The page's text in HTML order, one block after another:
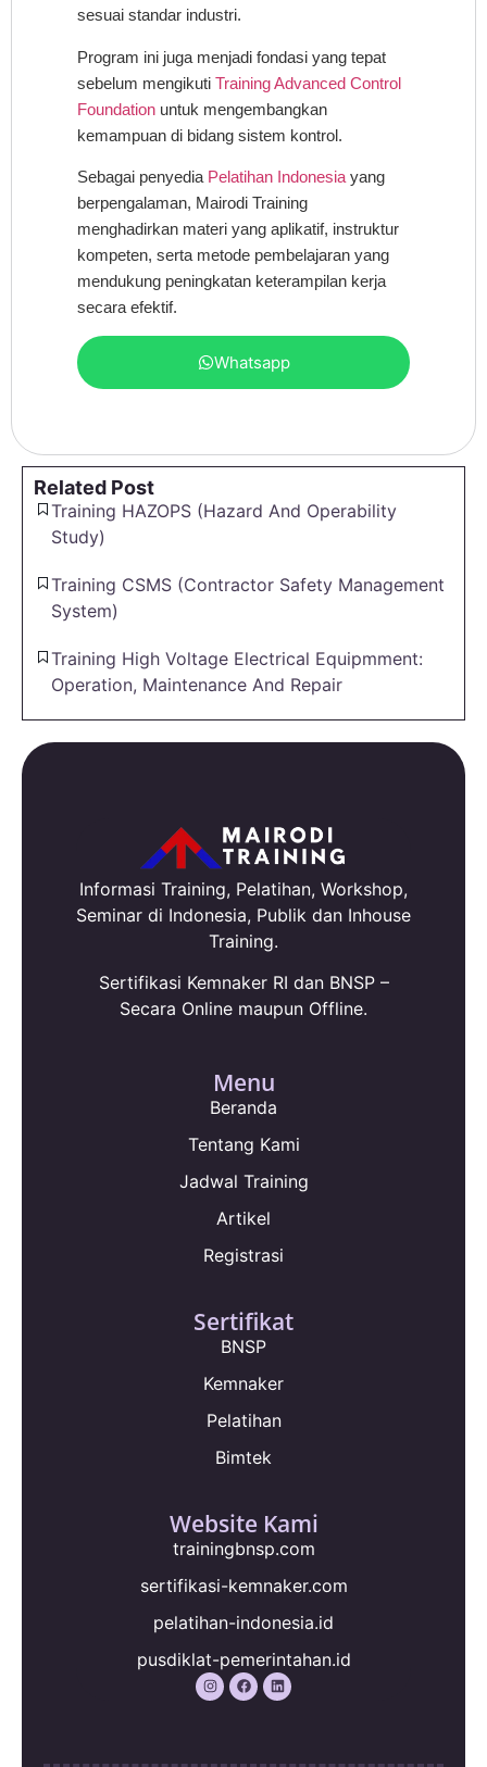
sesuai standar industri.
Program ini juga menjadi fondasi yang tepat
sebelum mengikuti Training Advanced Control
Foundation untuk mengembangkan
kemampuan di bidang sistem kontrol.
Sebagai penyedia Pelatihan Indonesia yang
berpengalaman, Mairodi Training
menghadirkan materi yang aplikatif, instruktur
kompeten, serta metode pembelajaran yang
mendukung peningkatan keterampilan kerja
secara efektif.
Whatsapp
Related Post
Training HAZOPS (Hazard And Operability
Study)
Training CSMS (Contractor Safety Management
System)
Training High Voltage Electrical Equipmment:
Operation, Maintenance And Repair
Informasi Training, Pelatihan, Workshop,
Seminar di Indonesia, Publik dan Inhouse
Training.
Sertifikasi Kemnaker RI dan BNSP –
Secara Online maupun Offline.
Menu
Beranda
Tentang Kami
Jadwal Training
Artikel
Registrasi
Sertifikat
BNSP
Kemnaker
Pelatihan
Bimtek
Website Kami
trainingbnsp.com
sertifikasi-kemnaker.com
pelatihan-indonesia.id
pusdiklat-pemerintahan.id